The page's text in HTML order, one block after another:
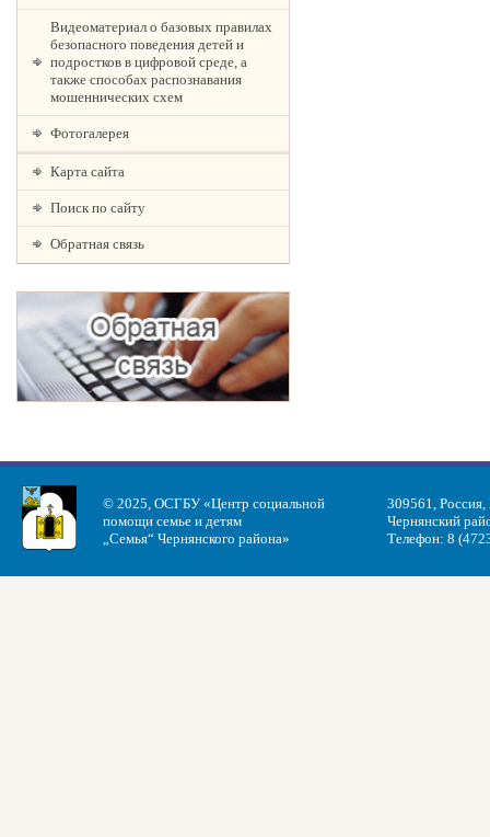
Видеоматериал о базовых правилах
безопасного поведения детей и
подростков в цифровой среде, а
также способах распознавания
мошеннических схем
Фотогалерея
Карта сайта
Поиск по сайту
Обратная связь
© 2025, ОСГБУ «Центр социальной
помощи семье и детям
„Семья“ Чернянского района»
309561, Россия,
Чернянский
Телефон: 8